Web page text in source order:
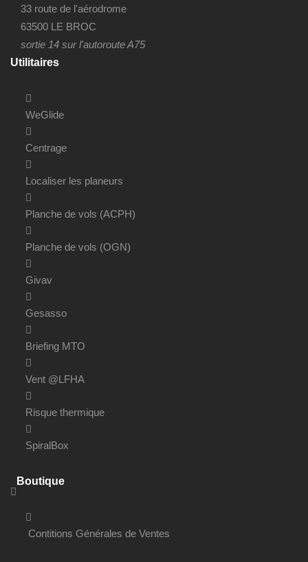
33 route de l'aérodrome
63500 LE BROC
sortie 14 sur l'autoroute A75
Utilitaires
WeGlide
Centrage
Localiser les planeurs
Planche de vols (ACPH)
Planche de vols (OGN)
Givav
Gesasso
Briefing MTO
Vent @LFHA
Risque thermique
SpiralBox
Boutique
Contitions Générales de Ventes